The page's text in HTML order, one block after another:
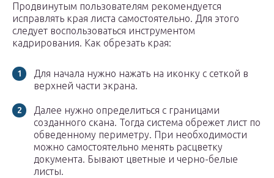
Продвинутым пользователям рекомендуется
исправлять края листа самостоятельно. Для этого
следует воспользоваться инструментом
кадрирования. Как обрезать края:
Для начала нужно нажать на иконку с сеткой в
верхней части экрана.
Далее нужно определиться с границами
созданного скана. Тогда система обрежет лист по
обведенному периметру. При необходимости
можно самостоятельно менять расцветку
документа. Бывают цветные и черно-белые
листы.